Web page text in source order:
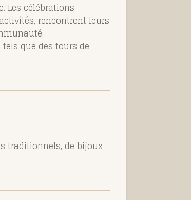
Les célébrations
rencontrent leurs
que des tours de
traditionnels, de bijoux